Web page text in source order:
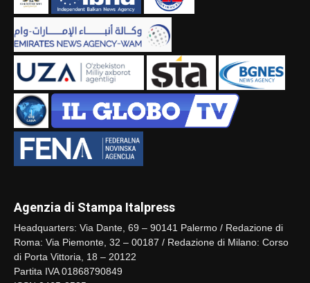
Agenzia di Stampa Italpress
Headquarters: Via Dante, 69 – 90141 Palermo / Redazione di
Roma: Via Piemonte, 32 – 00187 / Redazione di Milano: Corso
di Porta Vittoria, 18 – 20122
Partita IVA 01868790849